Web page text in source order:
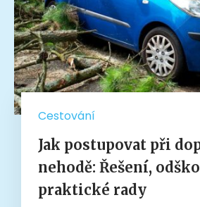
Cestování
Jak postupovat při
nehodě: Řešení,
praktické rady